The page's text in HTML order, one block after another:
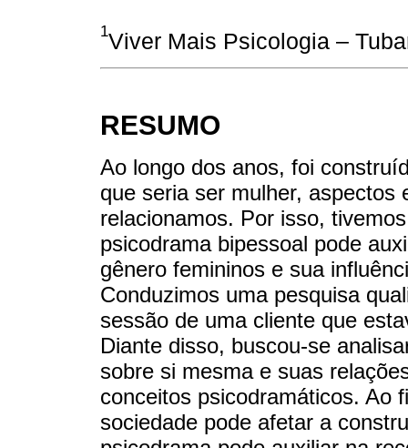
1Viver Mais Psicologia –
RESUMO
Ao longo dos anos, foi
que seria ser mulher, aspectos
relacionamos. Por isso,
psicodrama bipessoal pode
gênero femininos e sua
Conduzimos uma pesquisa
sessão de uma cliente que
Diante disso, buscou-se
sobre si mesma e suas
conceitos psicodramáticos. Ao
sociedade pode afetar a